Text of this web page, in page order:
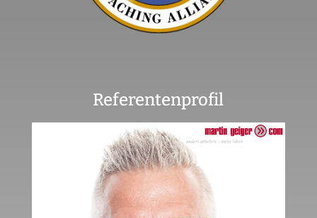
Referentenprofil